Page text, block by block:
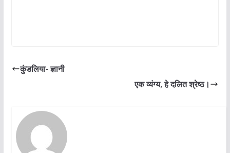
कुंडलिया- ज्ञानी
एक व्यंग्य, हे दलित श्रेष्ठ।